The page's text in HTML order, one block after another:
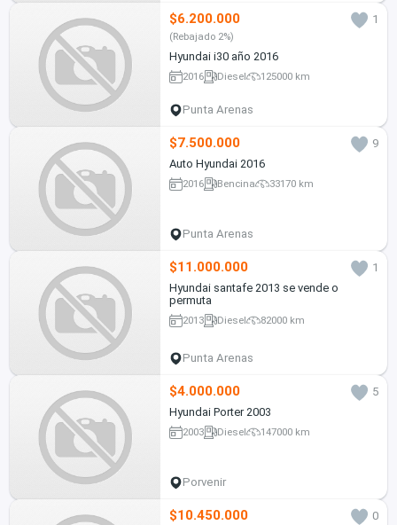
$6.200.000 1
(Rebajado 2%)
Hyundai i30 año 2016
2016 Diesel 125000 km
Punta Arenas
$7.500.000
9
Auto Hyundai 2016
2016 Bencina 33170 km
Punta Arenas
$11.000.000
1
Hyundai santafe 2013 se vende o
permuta
2013 Diesel 82000 km
Punta Arenas
$4.000.000
5
Hyundai Porter 2003
2003 Diesel 147000 km
Porvenir
$10.450.000
0